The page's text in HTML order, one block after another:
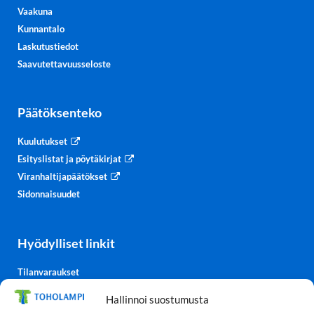
Hallinnoi suostumusta
Vaakuna
Kunnantalo
Laskutustiedot
Saavutettavuusseloste
Päätöksenteko
Kuulutukset
Esityslistat ja pöytäkirjat
Viranhaltijapäätökset
Sidonnaisuudet
Hyödylliset linkit
Tilanvaraukset
Kulttuurisali-TV
Säätiedot